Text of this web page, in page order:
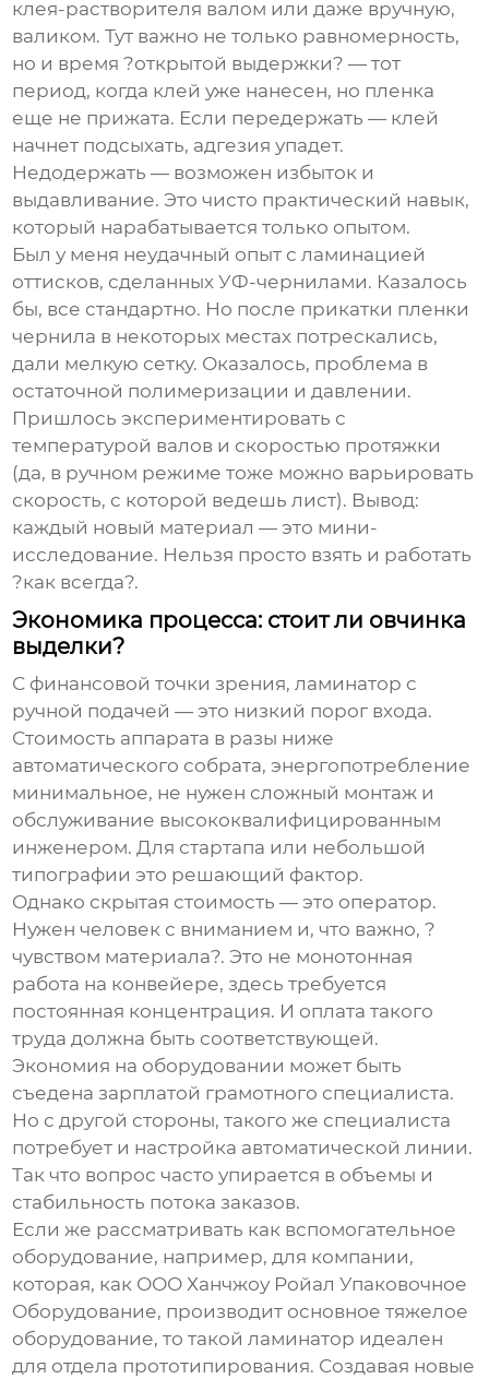
клея-растворителя валом или даже вручную,
валиком. Тут важно не только равномерность,
но и время ?открытой выдержки? — тот
период, когда клей уже нанесен, но пленка
еще не прижата. Если передержать — клей
начнет подсыхать, адгезия упадет.
Недодержать — возможен избыток и
выдавливание. Это чисто практический навык,
который нарабатывается только опытом.
Был у меня неудачный опыт с ламинацией
оттисков, сделанных УФ-чернилами. Казалось
бы, все стандартно. Но после прикатки пленки
чернила в некоторых местах потрескались,
дали мелкую сетку. Оказалось, проблема в
остаточной полимеризации и давлении.
Пришлось экспериментировать с
температурой валов и скоростью протяжки
(да, в ручном режиме тоже можно варьировать
скорость, с которой ведешь лист). Вывод:
каждый новый материал — это мини-
исследование. Нельзя просто взять и работать
?как всегда?.
Экономика процесса: стоит ли овчинка
выделки?
С финансовой точки зрения,ламинатор с
ручной подачей — это низкий порог входа.
Стоимость аппарата в разы ниже
автоматического собрата, энергопотребление
минимальное, не нужен сложный монтаж и
обслуживание высококвалифицированным
инженером. Для стартапа или небольшой
типографии это решающий фактор.
Однако скрытая стоимость — это оператор.
Нужен человек с вниманием и, что важно, ?
чувством материала?. Это не монотонная
работа на конвейере, здесь требуется
постоянная концентрация. И оплата такого
труда должна быть соответствующей.
Экономия на оборудовании может быть
съедена зарплатой грамотного специалиста.
Но с другой стороны, такого же специалиста
потребует и настройка автоматической линии.
Так что вопрос часто упирается в объемы и
стабильность потока заказов.
Если же рассматривать как вспомогательное
оборудование, например, для компании,
которая, как ООО Ханчжоу Ройал Упаковочное
Оборудование, производит основное тяжелое
оборудование, то такой ламинатор идеален
для отдела прототипирования. Создавая новые